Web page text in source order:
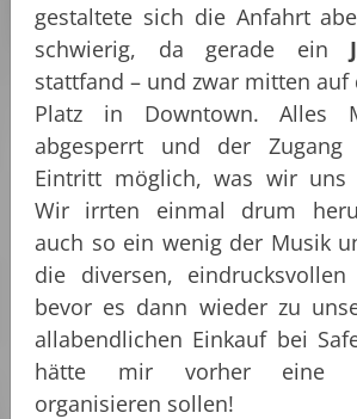
gestaltete sich die Anfahrt
schwierig, da gerade ein
stattfand – und zwar mitten auf
Platz in Downtown. Alles
abgesperrt und der
Eintritt möglich, was wir uns
Wir irrten einmal drum
auch so ein wenig der Musik
die diversen, eindrucksvollen
bevor es dann wieder zu
allabendlichen Einkauf bei
hätte mir vorher eine
organisieren sollen!